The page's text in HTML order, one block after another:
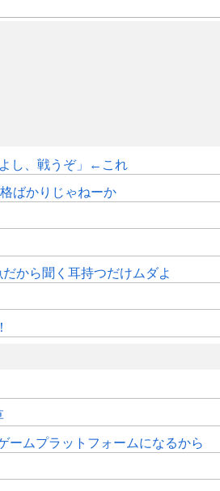
し、戦うぞ」←これ
ばかりじゃねーか
から聞く耳持つだけムダよ
ームプラットフォームになるから